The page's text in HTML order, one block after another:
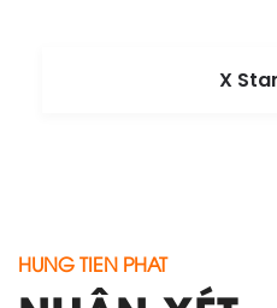
X
HUNG TIEN PHAT